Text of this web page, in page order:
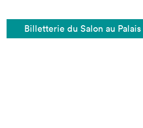
Billetterie du Salon au Palais